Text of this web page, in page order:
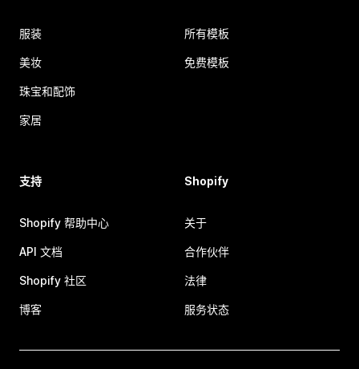
服装
美妆
珠宝和配饰
家居
所有模板
免费模板
支持
Shopify 帮助中心
API 文档
Shopify 社区
博客
Shopify
关于
合作伙伴
法律
服务状态